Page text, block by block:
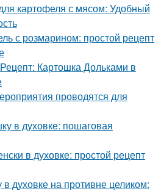
картофеля с мясом: Удобный
с розмарином: простой рецепт
Картошка Дольками в
проводятся для
в духовке: пошаговая
в духовке: простой рецепт
в духовке на противне целиком: